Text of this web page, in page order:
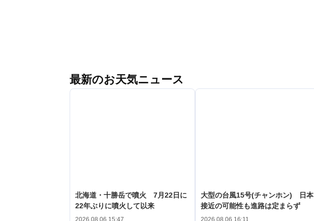
最新のお天気ニュース
北海道・十勝岳で噴火 7月22日に
22年ぶりに噴火して以来
2026.08.06 15:47
大型の台風15号(チャンホン) 日本
接近の可能性も進路は定まらず
2026.08.06 16:11